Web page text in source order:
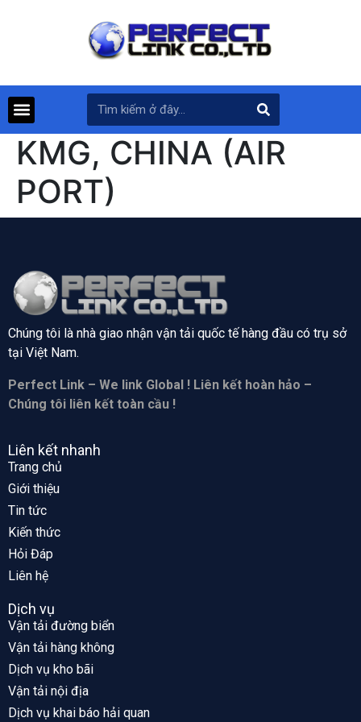
KMG, CHINA (AIR
PORT)
Chúng tôi là nhà giao nhận vận tải quốc tế hàng đầu có trụ sở
tại Việt Nam.
Perfect Link – We link Global ! Liên kết hoàn hảo –
Chúng tôi liên kết toàn cầu !
Liên kết nhanh
Trang chủ
Giới thiệu
Tin tức
Kiến thức
Hỏi Đáp
Liên hệ
Dịch vụ
Vận tải đường biển
Vận tải hàng không
Dịch vụ kho bãi
Vận tải nội địa
Dịch vụ khai báo hải quan